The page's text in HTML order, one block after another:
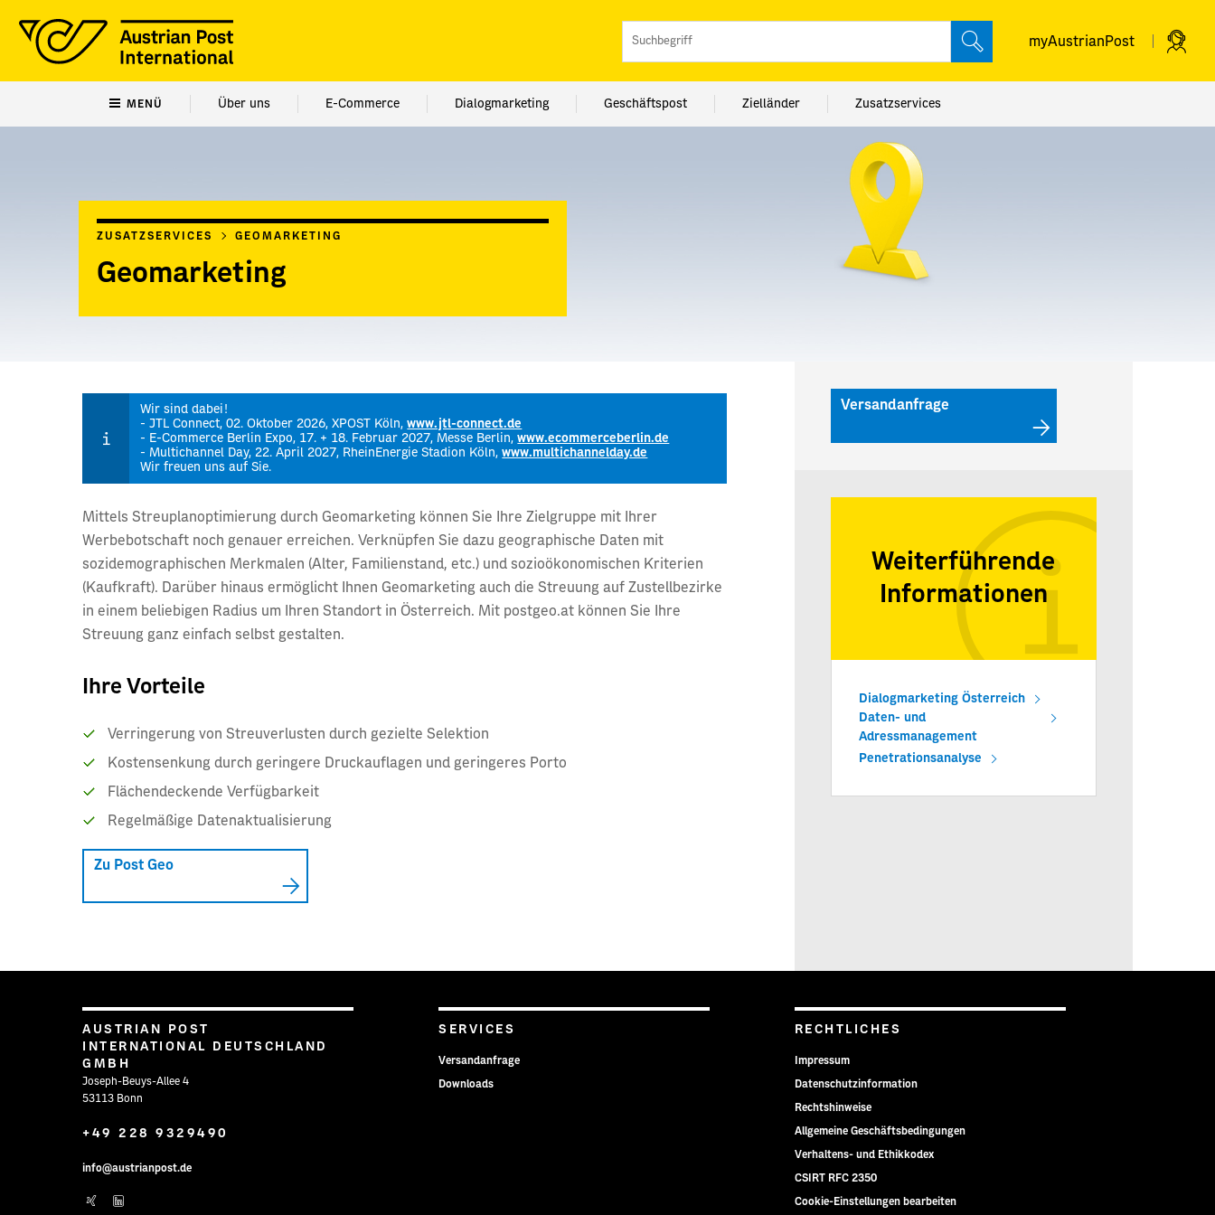
Suche abschicken
myAustrianPost
myAustrianPost
MENÜ Über uns E-Commerce Dialogmarketing Geschäftspost Zielländer Zusatzservices
ZUSATZSERVICES GEOMARKETING
Geomarketing
Wir sind dabei!
- JTL Connect, 02. Oktober 2026, XPOST Köln,www.jtl-connect.de
- E-Commerce Berlin Expo, 17. + 18. Februar 2027, Messe Berlin,www.ecommerceberlin.de
- Multichannel Day, 22. April 2027, RheinEnergie Stadion Köln,www.multichannelday.de
Wir freuen uns auf Sie.
Mittels Streuplanoptimierung durch Geomarketing können Sie Ihre Zielgruppe mit Ihrer
Werbebotschaft noch genauer erreichen. Verknüpfen Sie dazu geographische Daten mit
sozidemographischen Merkmalen (Alter, Familienstand, etc.) und sozioökonomischen Kriterien
(Kaufkraft). Darüber hinaus ermöglicht Ihnen Geomarketing auch die Streuung auf Zustellbezirke
in einem beliebigen Radius um Ihren Standort in Österreich. Mit postgeo.at können Sie Ihre
Streuung ganz einfach selbst gestalten.
Ihre Vorteile
Verringerung von Streuverlusten durch gezielte Selektion
Kostensenkung durch geringere Druckauflagen und geringeres Porto
Flächendeckende Verfügbarkeit
Regelmäßige Datenaktualisierung
Zu Post Geo
Versandanfrage
Weiterführende
Informationen
Dialogmarketing Österreich
Daten- und
Adressmanagement
Penetrationsanalyse
AUSTRIAN POST
INTERNATIONAL DEUTSCHLAND
GMBH
Joseph-Beuys-Allee 4
53113 Bonn
+49 228 9329490
info@austrianpost.de
Post auf XING
SERVICES
Versandanfrage
Downloads
RECHTLICHES
Impressum
Datenschutzinformation
Rechtshinweise
Allgemeine Geschäftsbedingungen
Verhaltens- und Ethikkodex
CSIRT RFC 2350
Cookie-Einstellungen bearbeiten